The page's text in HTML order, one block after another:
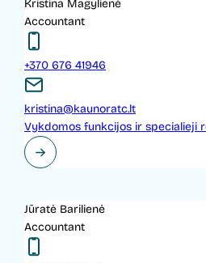
Kristina Magylienė
Accountant
+370 676 41946
kristina@kaunoratc.lt
Vykdomos funkcijos ir specialieji
Jūratė Barilienė
Accountant